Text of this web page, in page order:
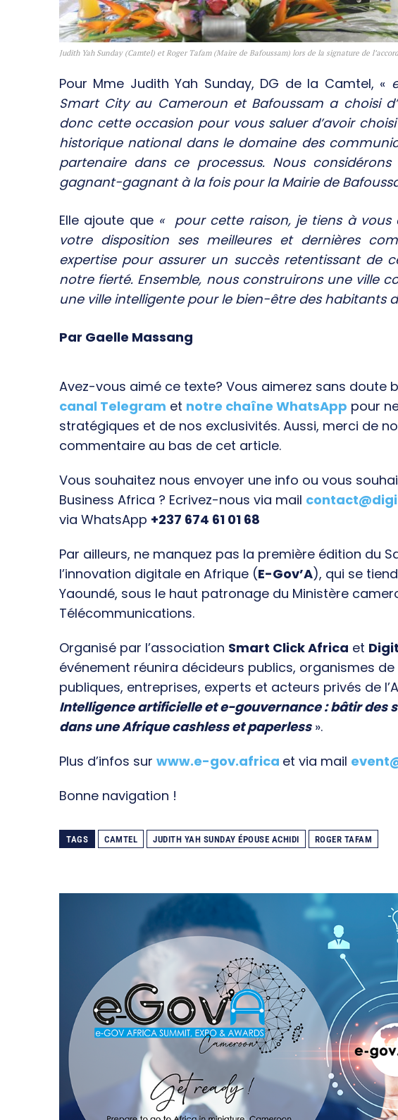
Judith Yah Sunday (Camtel) et Roger Tafam (Maire de Bafoussam) lors de la signature de
Pour Mme Judith Yah Sunday, DG de la Camtel, «
Smart City au Cameroun et Bafoussam a choisi
donc cette occasion pour vous saluer d’avoir choisi
historique national dans le domaine des
partenaire dans ce processus. Nous
gagnant-gagnant à la fois pour la Mairie de
Elle ajoute que « pour cette raison, je tiens à vous
votre disposition ses meilleures et dernières
expertise pour assurer un succès retentissant de
notre fierté. Ensemble, nous construirons une ville
une ville intelligente pour le bien-être des habitants
Par Gaelle Massang
Avez-vous aimé ce texte? Vous aimerez sans doute
canal Telegram et notre chaîne WhatsApp pour
stratégiques et de nos exclusivités. Aussi, merci de
commentaire au bas de cet article.
Vous souhaitez nous envoyer une info ou vous
Business Africa ? Ecrivez-nous via mail
via WhatsApp +237 674 61 01 68
Par ailleurs, ne manquez pas la première édition du
l’innovation digitale en Afrique (E-Gov’A), qui se
Yaoundé, sous le haut patronage du Ministère
Télécommunications.
Organisé par l’association Smart Click Africa et
événement réunira décideurs publics, organismes
publiques, entreprises, experts et acteurs privés de
Intelligence artificielle et e-gouvernance : bâtir des
dans une Afrique cashless et paperless».
Plus d’infos sur www.e-gov.africa et via mail
Bonne navigation !
TAGS CAMTEL JUDITH YAH SUNDAY ÉPOUSE ACHIDI ROGER TAFAM